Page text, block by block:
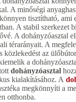
A minőségi
tisztítható, ami
A stabil szerkezet
A dohányzóasztal
térarányait. A
közlekedést az
a
dohányzóasztal
kialakításához. A
megkönnyíti a
otthonba.